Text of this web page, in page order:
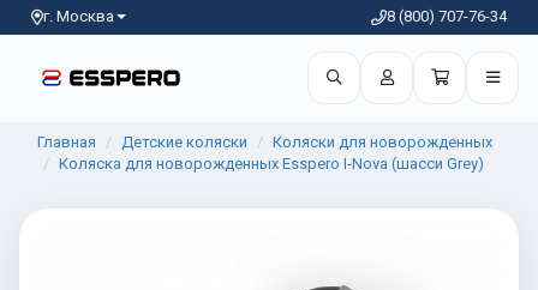
г. Москва 8 (800) 707-76-34
Главная Детские коляски
Коляски для новорожденных
Коляска для новорожденных Esspero I-Nova (шасси Grey)